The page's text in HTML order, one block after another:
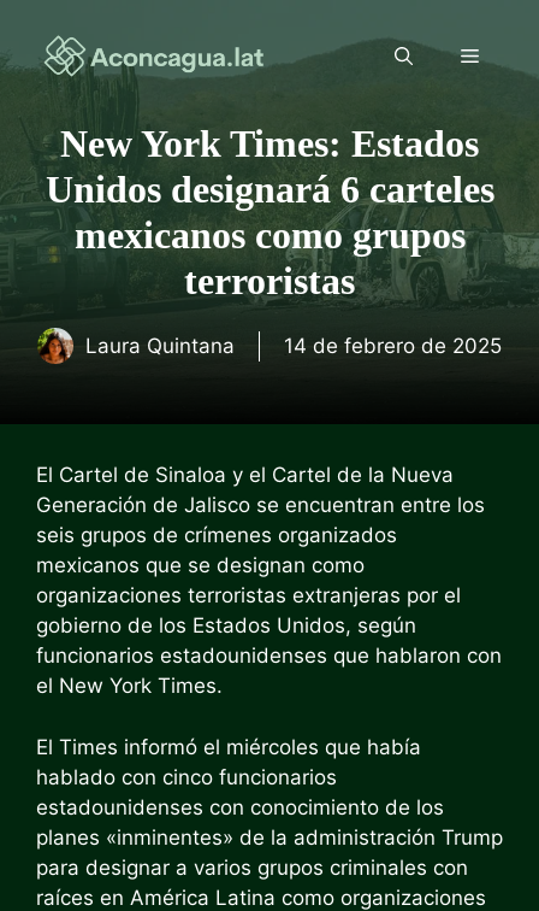
contenido
Menú
New York Times: Estados
Unidos designará 6 carteles
mexicanos como grupos
terroristas
Laura Quintana 14 de febrero de 2025
El Cartel de Sinaloa y el Cartel de la Nueva
Generación de Jalisco se encuentran entre los
seis grupos de crímenes organizados
mexicanos que se designan como
organizaciones terroristas extranjeras por el
gobierno de los Estados Unidos, según
funcionarios estadounidenses que hablaron con
el New York Times.
El Times informó el miércoles que había
hablado con cinco funcionarios
estadounidenses con conocimiento de los
planes «inminentes» de la administración Trump
para designar a varios grupos criminales con
raíces en América Latina como organizaciones